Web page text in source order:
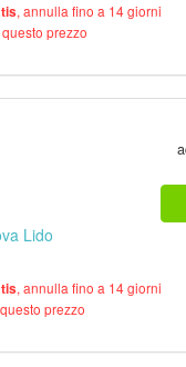
, annulla fino a 14 giorni
prezzo
Lido
, annulla fino a 14 giorni
prezzo